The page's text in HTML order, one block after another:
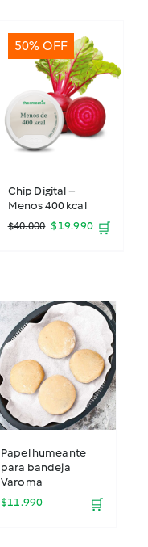
50% OFF
Chip Digital –
Menos 400 kcal
$40.000 El
$19.990El🛒
Papel humeante
para bandeja
Varoma
$11.990 🛒